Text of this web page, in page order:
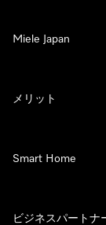
Miele Japan
メリット
Smart Home
ビジネスパートナ